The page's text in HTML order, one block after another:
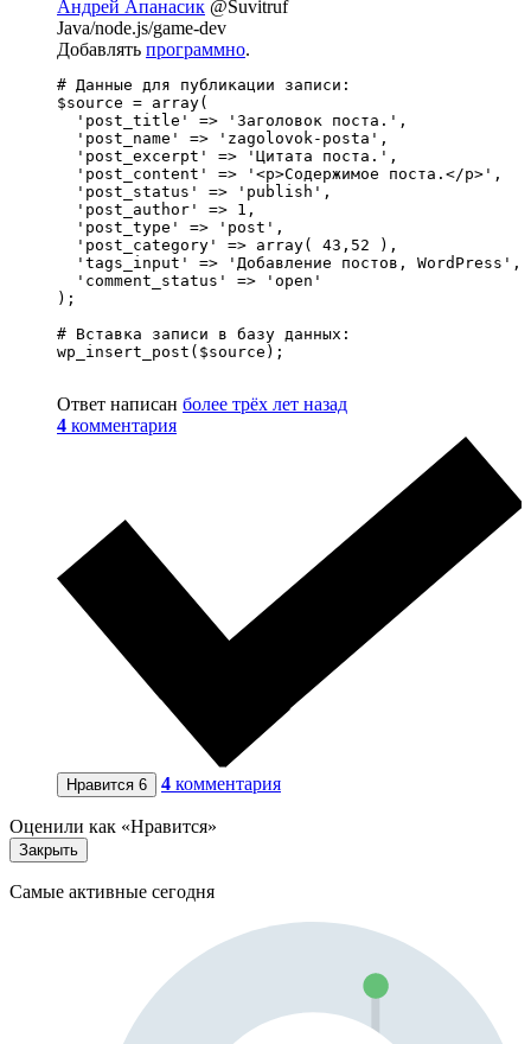
Андрей Апанасик @Suvitruf
Java/node.js/game-dev
Добавлять программно.
# Данные для публикации записи:
$source = array(
'post_title' => 'Заголовок поста.',
'post_name' => 'zagolovok-posta',
'post_excerpt' => 'Цитата поста.',
'post_content' => '<p>Содержимое поста.</p>',
'post_status' => 'publish',
'post_author' => 1,
'post_type' => 'post',
'post_category' => array( 43,52 ),
'tags_input' => 'Добавление постов, WordPress',
'comment_status' => 'open'
);
# Вставка записи в базу данных:
wp_insert_post($source);
Ответ написан более трёх лет назад
4 комментария
Нравится 6 4 комментария
Оценили как «Нравится»
Закрыть
Самые активные сегодня